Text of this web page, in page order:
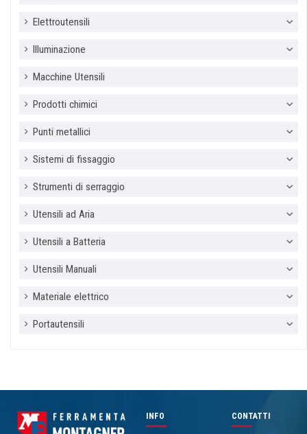
Elettroutensili
Illuminazione
Macchine Utensili
Prodotti chimici
Punti metallici
Sistemi di fissaggio
Strumenti di serraggio
Utensili ad Aria
Utensili a Batteria
Utensili Manuali
Materiale elettrico
Portautensili
INFO CONTATTI